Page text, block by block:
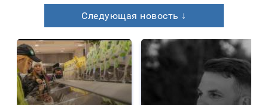
Следующая новость ↓